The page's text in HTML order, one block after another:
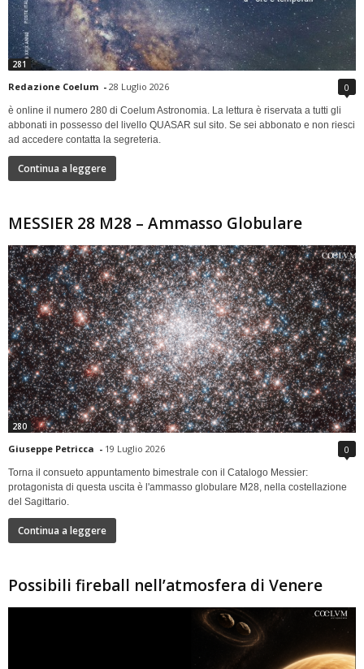
281
Redazione Coelum - 28 Luglio 2026 0
è online il numero 280 di Coelum Astronomia. La lettura è riservata a tutti gli
abbonati in possesso del livello QUASAR sul sito. Se sei abbonato e non riesci
ad accedere contatta la segreteria.
Continua a leggere
MESSIER 28 M28 – Ammasso Globulare
280
Giuseppe Petricca - 19 Luglio 2026 0
Torna il consueto appuntamento bimestrale con il Catalogo Messier:
protagonista di questa uscita è l'ammasso globulare M28, nella costellazione
del Sagittario.
Continua a leggere
Possibili fireball nell’atmosfera di Venere